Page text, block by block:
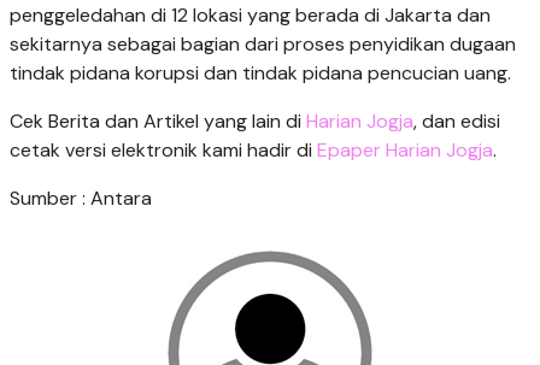
penggeledahan di 12 lokasi yang berada di Jakarta dan
sekitarnya sebagai bagian dari proses penyidikan dugaan
tindak pidana korupsi dan tindak pidana pencucian uang.
Cek Berita dan Artikel yang lain di Harian Jogja, dan edisi
cetak versi elektronik kami hadir di Epaper Harian Jogja.
Sumber : Antara